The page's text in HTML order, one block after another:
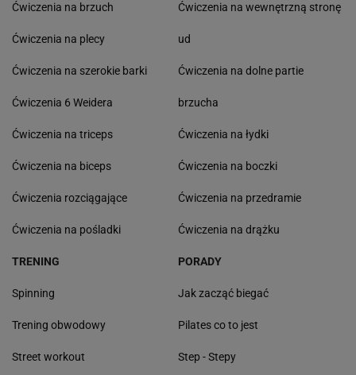
Ćwiczenia na brzuch
Ćwiczenia na plecy
Ćwiczenia na szerokie barki
Ćwiczenia 6 Weidera
Ćwiczenia na triceps
Ćwiczenia na biceps
Ćwiczenia rozciągające
Ćwiczenia na pośladki
Ćwiczenia na wewnętrzną stronę
ud
Ćwiczenia na dolne partie
brzucha
Ćwiczenia na łydki
Ćwiczenia na boczki
Ćwiczenia na przedramie
Ćwiczenia na drążku
TRENING
Spinning
Trening obwodowy
Street workout
PORADY
Jak zacząć biegać
Pilates co to jest
Step - Stepy